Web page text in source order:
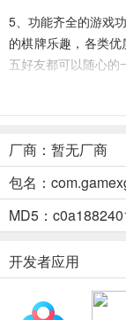
5、功能齐全的游戏
的棋牌乐趣，各类
五好友都可以随心的
险；经典重燃，胖哥
属的数码兽;原着大
2、《英雄联盟》手
游戏测试/上线消息
3、玩家操作自己手
单注的2倍。当只剩
牌。比牌时双方不
厂商：暂无厂商
包名：
MD5：
开发者应用